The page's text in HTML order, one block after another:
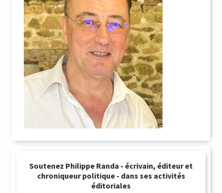
Soutenez Philippe Randa - écrivain, éditeur et
chroniqueur politique - dans ses activités
éditoriales